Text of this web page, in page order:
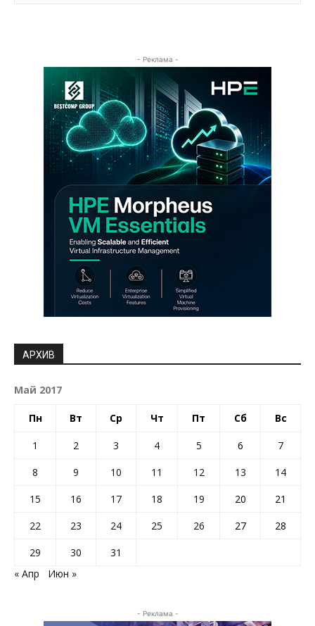
- Реклама -
АРХИВ
Май 2017
Пн Вт Ср Чт Пт Сб Вс
1 2 3 4 5 6
7
8
9 10 11 12 13
14
15
16 17 18 19 20
21
22
23 24 25 26 27
28
29
30
31
« Апр
Июн »
- Реклама -